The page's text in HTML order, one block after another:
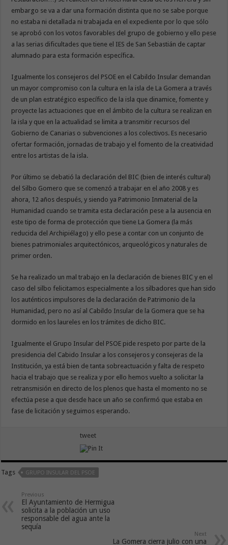
embargo se va a dar una formación distinta que no se sabe porque
no estaba ni detallada ni trabajada en el expediente por lo que sólo
se aprobó con los votos favorables del grupo de gobierno y ello pese
a las serias dificultades que tiene el IES de San Sebastián de captar
alumnado para esta formación específica.
Igualmente los consejeros del PSOE en el Cabildo Insular demandan
un mayor compromiso con la cultura en la isla de La Gomera a través
de un plan estratégico específico de la isla que dinamice, fomente y
proyecte las actuaciones que en el ámbito de la cultura se realizan en
la isla y que en la actualidad se limita a transmitir recursos del
Gobierno de Canarias o subvenciones a los colectivos. Es necesario
ofertar formación, jornadas de trabajo y el fomento de la creatividad
entre los artistas de la isla.
Por último se debatió la declaración del BIC (bien de interés cultural)
del Silbo Gomero que se comenzó a trabajar en el año 2008 y es
ahora, 12 años después, y siendo ya Patrimonio Inmaterial de la
Humanidad cuando se tramita esta declaración pese a la ausencia en
este tipo de forma de protección que tiene La Gomera (la más
reducida del Archipiélago) y ello pese a contar con un conjunto de
bienes patrimoniales arquitectónicos, arqueológicos y naturales de
primer orden.
Se ha realizado un mal trabajo en la declaración de bienes BIC y en el
caso del silbo felicitamos especialmente a los silbadores que han sido
los auténticos impulsores de la declaración de Patrimonio de la
Humanidad, pero no así al Cabildo Insular de la Gomera que se ha
dormido en los laureles en los trámites de dicho BIC.
Igualmente el Grupo Insular del PSOE pide respeto por parte de la
presidencia del Cabido Insular a los consejeros y consejeras de la
Institución, ya está bien de tanta sobreactuación y falta de respeto
hacia el trabajo que se realiza y por ello hemos vuelto a solicitar la
retransmisión en directo de los plenos que hasta el momento no se
efectúa pese a que desde hace un año se confirmó que estaba en
fase de licitación y seguimos esperando.
tweet
Tags GRUPO INSULAR DEL PSOE
Previous
El Ayuntamiento de Hermigua
solicita a la población un uso
responsable del agua ante la
sequía
Next
La Gomera cierra julio con una